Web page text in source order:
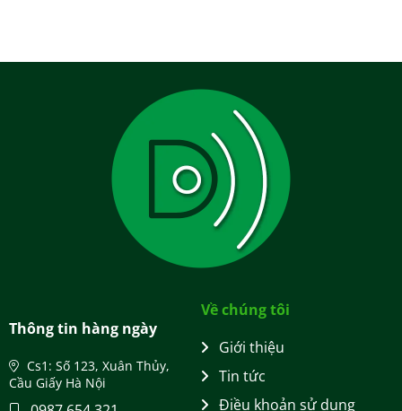
Thông tin hàng ngày
Cs1: Số 123, Xuân Thủy,
Cầu Giấy Hà Nội
Về chúng tôi
Giới thiệu
Tin tức
Điều khoản sử dụng